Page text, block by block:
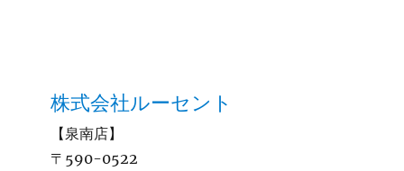
株式会社ルーセント
【泉南店】
〒590-0522